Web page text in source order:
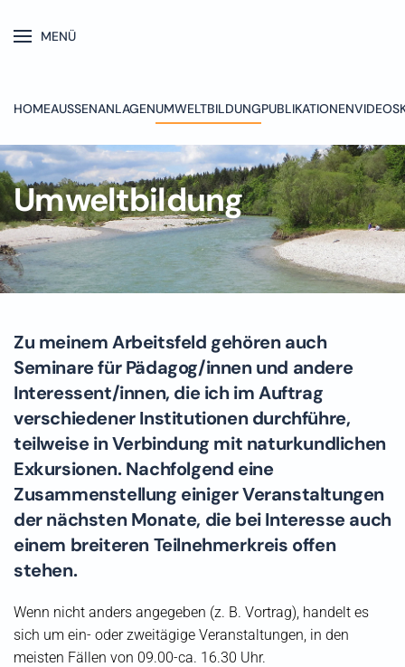
MENÜ
HOMEAUSSENANLAGENUMWELTBILDUNGPUBLIKATIONENVIDEOS
Umweltbildung
Zu meinem Arbeitsfeld gehören auch
Seminare für Pädagog/innen und andere
Interessent/innen, die ich im Auftrag
verschiedener Institutionen durchführe,
teilweise in Verbindung mit naturkundlichen
Exkursionen. Nachfolgend eine
Zusammenstellung einiger Veranstaltungen
der nächsten Monate, die bei Interesse auch
einem breiteren Teilnehmerkreis offen
stehen.
Wenn nicht anders angegeben (z. B. Vortrag), handelt es
sich um ein- oder zweitägige Veranstaltungen, in den
meisten Fällen von 09.00-ca. 16.30 Uhr.